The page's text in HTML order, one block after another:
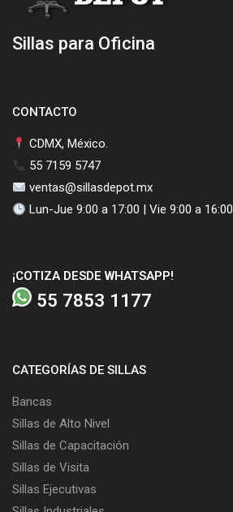
Sillas para Oficina
CONTACTO
CDMX, México.
55 7159 5747
ventas@sillasdepot.mx
Lun-Jue 9:00 a 17:00 | Vie 9:00 a 16:00
¡COTIZA DESDE WHATSAPP!
55 7853 1177
CATEGORÍAS DE SILLAS
Bancas
Sillas de Alto Nivel
Sillas de Capacitación
Sillas de Visita
Sillas Ejecutivas